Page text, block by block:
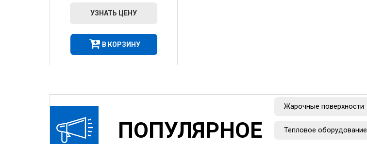
УЗНАТЬ ЦЕНУ
В КОРЗИНУ
ПОПУЛЯРНОЕ
Жарочные поверхности
Тепловое оборудование